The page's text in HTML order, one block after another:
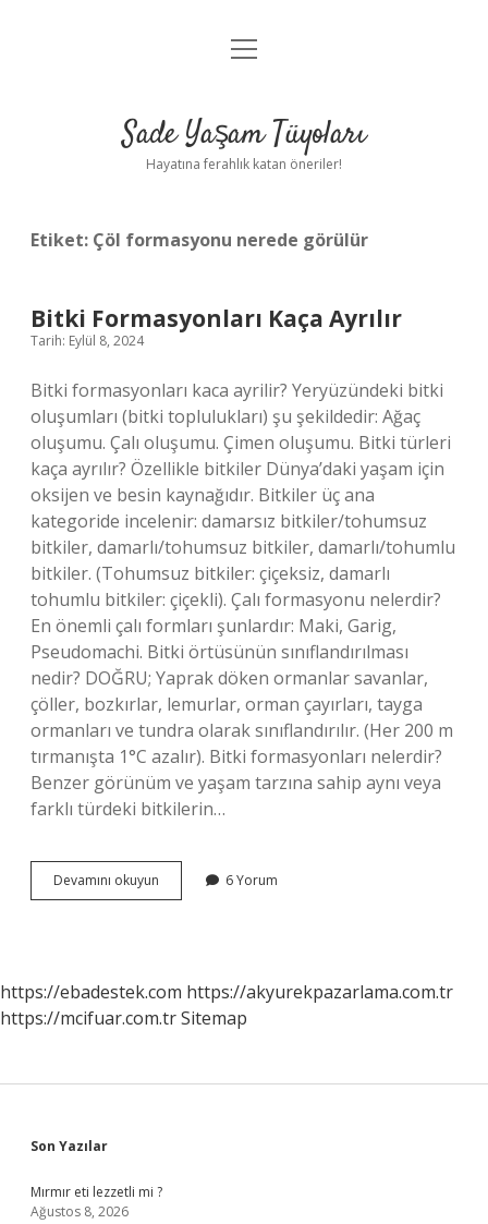
Anasayfa
Yasal Uyarı
menüyü
Sade Yaşam Tüyoları
Hayatına ferahlık katan öneriler!
Etiket: Çöl formasyonu nerede görülür
Bitki Formasyonları Kaça Ayrılır
Tarih: Eylül 8, 2024
Bitki formasyonları kaca ayrilir? Yeryüzündeki bitki
oluşumları (bitki toplulukları) şu şekildedir: Ağaç
oluşumu. Çalı oluşumu. Çimen oluşumu. Bitki türleri
kaça ayrılır? Özellikle bitkiler Dünya’daki yaşam için
oksijen ve besin kaynağıdır. Bitkiler üç ana
kategoride incelenir: damarsız bitkiler/tohumsuz
bitkiler, damarlı/tohumsuz bitkiler, damarlı/tohumlu
bitkiler. (Tohumsuz bitkiler: çiçeksiz, damarlı
tohumlu bitkiler: çiçekli). Çalı formasyonu nelerdir?
En önemli çalı formları şunlardır: Maki, Garig,
Pseudomachi. Bitki örtüsünün sınıflandırılması
nedir? DOĞRU; Yaprak döken ormanlar savanlar,
çöller, bozkırlar, lemurlar, orman çayırları, tayga
ormanları ve tundra olarak sınıflandırılır. (Her 200 m
tırmanışta 1°C azalır). Bitki formasyonları nelerdir?
Benzer görünüm ve yaşam tarzına sahip aynı veya
farklı türdeki bitkilerin…
Devamını okuyun
Formasyonları
6 Yorum
https://ebadestek.com https://akyurekpazarlama.com.tr
https://mcifuar.com.trSitemap
Sidebar
Son Yazılar
Mırmır eti lezzetli mi ?
Ağustos 8, 2026